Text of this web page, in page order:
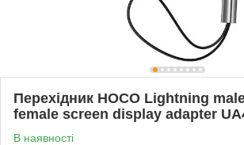
Перехідник HOCO Lightning
female screen display adapter
В наявності